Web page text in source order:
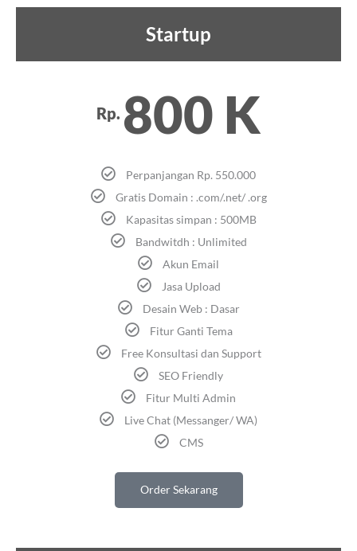
Startup
Rp. 800 K
Perpanjangan Rp. 550.000
Gratis Domain : .com/.net/ .org
Kapasitas simpan : 500MB
Bandwitdh : Unlimited
Akun Email
Jasa Upload
Desain Web : Dasar
Fitur Ganti Tema
Free Konsultasi dan Support
SEO Friendly
Fitur Multi Admin
Live Chat (Messanger/ WA)
CMS
Order Sekarang